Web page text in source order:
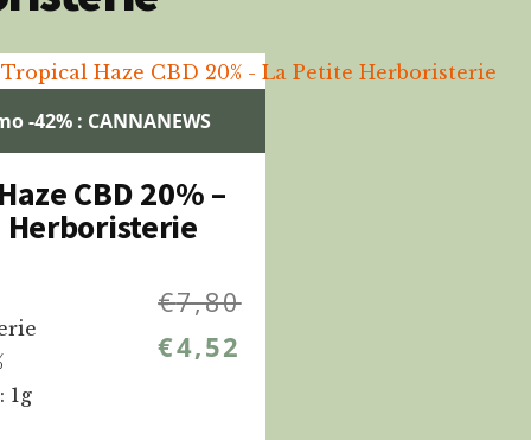
-42% : CANNANEWS
CBD 20% –
Herboristerie
1g
€7,80
€4,52